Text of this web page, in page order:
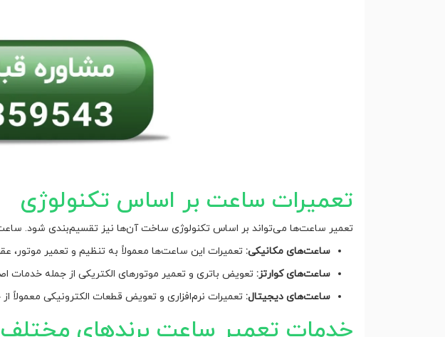
تعمیرات ساعت بر اساس تکنولوژی
تعمیر ساعت‌ها می‌تواند بر اساس تکنولوژی ساخت آن‌ها نیز تقسیم‌بندی شود.
ساعت‌های مکانیکی: تعمیرات این ساعت‌ها معمولاً به تنظیم و تعمیر موتور،
ساعت‌های کوارتز: تعویض باتری و تعمیر موتورهای الکتریکی از جمله خدمات
ساعت‌های دیجیتال: تعمیرات نرم‌افزاری و تعویض قطعات الکترونیکی معمولاً